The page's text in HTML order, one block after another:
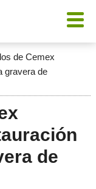
de Cemex
gravera de
de